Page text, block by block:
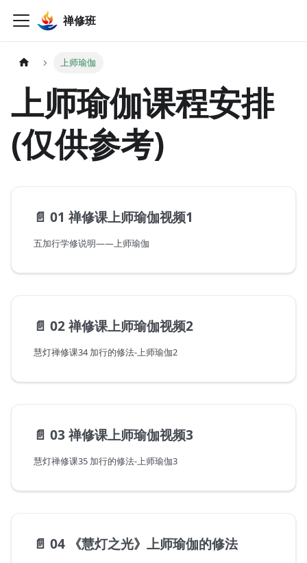
禅修班
上师瑜伽
上师瑜伽课程安排
(仅供参考)
📄️ 01 禅修课上师瑜伽视频1
五加行学修说明——上师瑜伽
📄️ 02 禅修课上师瑜伽视频2
慧灯禅修课34 加行的修法-上师瑜伽2
📄️ 03 禅修课上师瑜伽视频3
慧灯禅修课35 加行的修法-上师瑜伽3
📄️ 04 《慧灯之光》上师瑜伽的修法